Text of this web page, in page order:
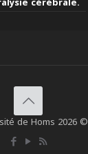
de Homs 2026 ©